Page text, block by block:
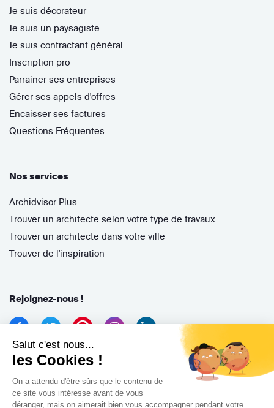
Salut c'est nous...
les Cookies !
On a attendu d'être sûrs que le contenu de
ce site vous intéresse avant de vous
déranger, mais on aimerait bien vous accompagner pendant votre
Je suis décorateur
Je suis un paysagiste
Je suis contractant général
Inscription pro
Parrainer ses entreprises
Gérer ses appels d'offres
Encaisser ses factures
Questions Fréquentes
Nos services
Archidvisor Plus
Trouver un architecte selon votre type de travaux
Trouver un architecte dans votre ville
Trouver de l'inspiration
Rejoignez-nous !